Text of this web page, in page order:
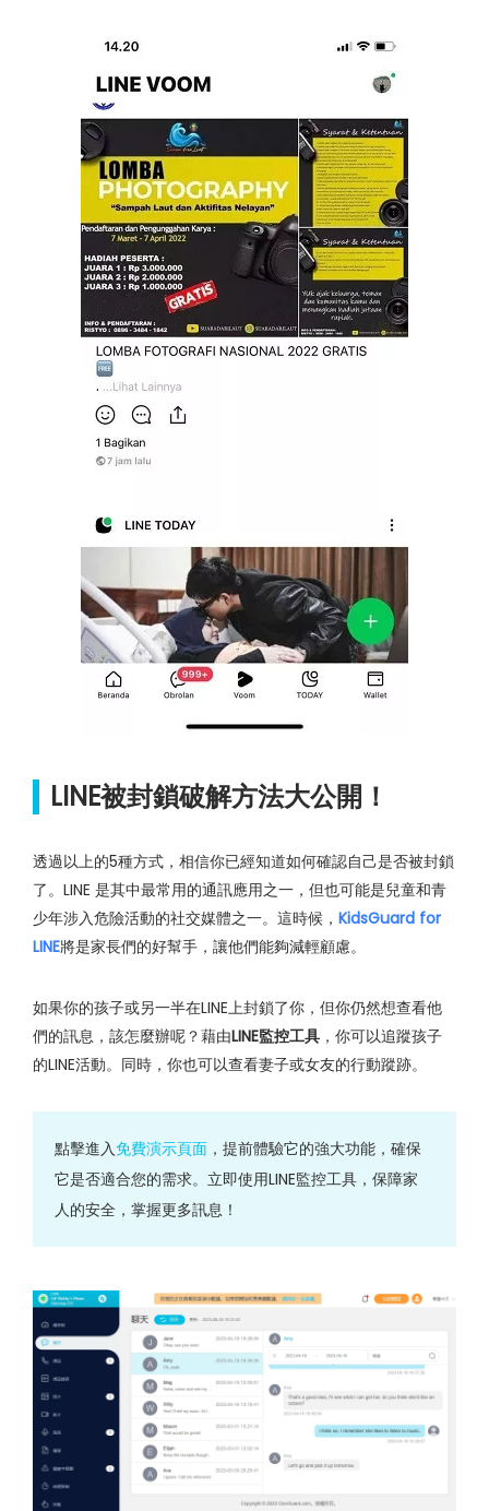
LINE被封鎖破解方法大公開！
透過以上的5種方式，相信你已經知道如何確認自己是否被封鎖
了。LINE 是其中最常用的通訊應用之一，但也可能是兒童和青
少年涉入危險活動的社交媒體之一。這時候， KidsGuard for
LINE將是家長們的好幫手，讓他們能夠減輕顧慮。
如果你的孩子或另一半在LINE上封鎖了你，但你仍然想查看他
們的訊息，該怎麼辦呢？藉由LINE監控工具 ，你可以追蹤孩子
的LINE活動。同時，你也可以查看妻子或女友的行動蹤跡。
點擊進入免費演示頁面 ，提前體驗它的強大功能，確保
它是否適合您的需求。立即使用LINE監控工具，保障家
人的安全，掌握更多訊息！